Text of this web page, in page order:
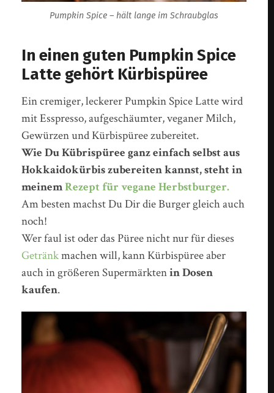
Pumpkin Spice – hält lange im Schraubglas
In einen guten Pumpkin Spice
Latte gehört Kürbispüree
Ein cremiger, leckerer Pumpkin Spice Latte wird
mit Esspresso, aufgeschäumter, veganer Milch,
Gewürzen und Kürbispüree zubereitet.
Wie Du Kübrispüree ganz einfach selbst aus
Hokkaidokürbis zubereiten kannst, steht in
meinemRezept für vegane Herbstburger.
Am besten machst Du Dir die Burger gleich auch
noch!
Wer faul ist oder das Püree nicht nur für dieses
Getränkmachen will, kann Kürbispüree aber
auch in größeren Supermärktenin Dosen
kaufen.